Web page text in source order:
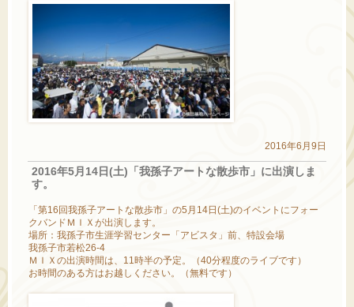
2016年6月9日
2016年5月14日(土)「我孫子アートな散歩市」に出演しま
す。
「第16回我孫子アートな散歩市」の5月14日(土)のイベントにフォー
クバンドＭＩＸが出演します。
場所：我孫子市生涯学習センター「アビスタ」前、特設会場
我孫子市若松26-4
ＭＩＸの出演時間は、11時半の予定。（40分程度のライブです）
お時間のある方はお越しください。（無料です）